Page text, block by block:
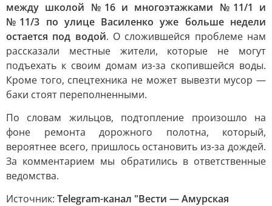
между школой №16 и многоэтажками №11/1 и
№11/3 по улице Василенко уже больше недели
остается под водой. О сложившейся проблеме нам
рассказали местные жители, которые не могут
подъехать к своим домам из-за скопившейся воды.
Кроме того, спецтехника не может вывезти мусор —
баки стоят переполненными.
По словам жильцов, подтопление произошло на
фоне ремонта дорожного полотна, который,
вероятнее всего, пришлось остановить из-за дождей.
За комментарием мы обратились в ответственные
ведомства.
Источник: Telegram-канал "Вести — Амурская